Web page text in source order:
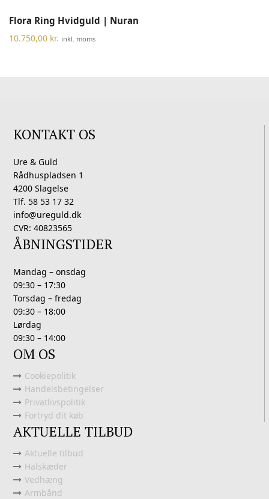
Flora Ring Hvidguld | Nuran
10.750,00 kr. inkl. moms
KONTAKT OS
Ure & Guld
Rådhuspladsen 1
4200 Slagelse
Tlf. 58 53 17 32
info@ureguld.dk
CVR: 40823565
ÅBNINGSTIDER
Mandag – onsdag
09:30 – 17:30
Torsdag – fredag
09:30 – 18:00
Lørdag
09:30 – 14:00
OM OS
Cookiepolitik
Handelsbetingelser
Privatlivspolitik
Fortryd dit køb
AKTUELLE TILBUD
Aktuelle tilbud
Halskæder
Vedhæng
Armbånd